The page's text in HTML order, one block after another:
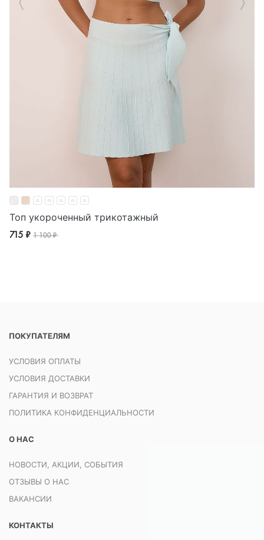
Топ укороченный трикотажный
715 ₽ 1 100 ₽
ПОКУПАТЕЛЯМ
УСЛОВИЯ ОПЛАТЫ
УСЛОВИЯ ДОСТАВКИ
ГАРАНТИЯ И ВОЗВРАТ
ПОЛИТИКА КОНФИДЕНЦИАЛЬНОСТИ
О НАС
НОВОСТИ, АКЦИИ, СОБЫТИЯ
ОТЗЫВЫ О НАС
ВАКАНСИИ
КОНТАКТЫ